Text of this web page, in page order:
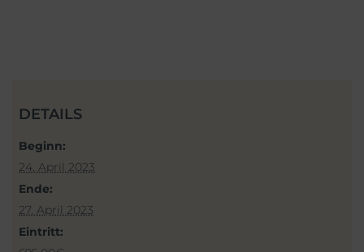
DETAILS
Beginn:
24. April 2023
Ende:
27. April 2023
Eintritt: